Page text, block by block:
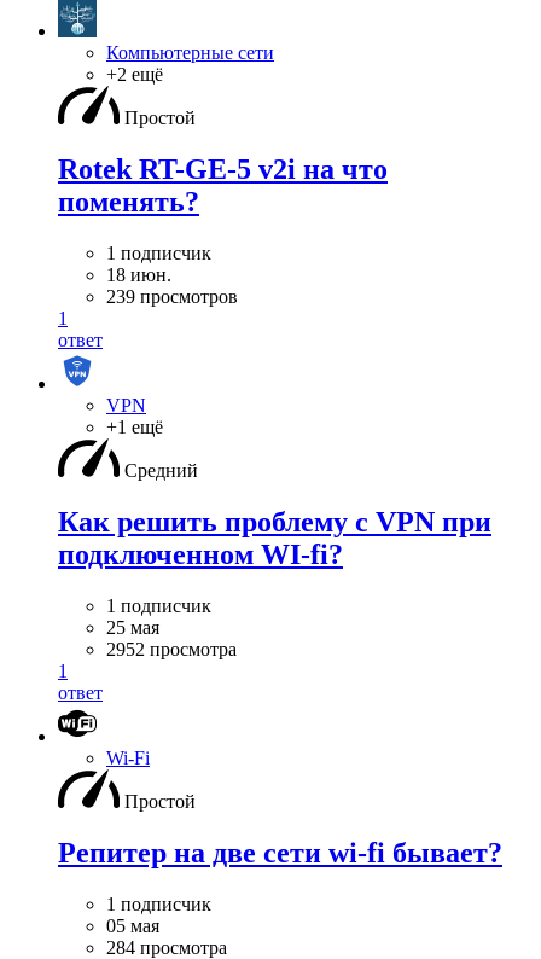
Компьютерные сети
+2 ещё
Простой
Rotek RT-GE-5 v2i на что
поменять?
1 подписчик
18 июн.
239 просмотров
1
ответ
VPN
+1 ещё
Средний
Как решить проблему с VPN при
подключенном WI-fi?
1 подписчик
25 мая
2952 просмотра
1
ответ
Wi-Fi
Простой
Репитер на две сети wi-fi бывает?
1 подписчик
05 мая
284 просмотра